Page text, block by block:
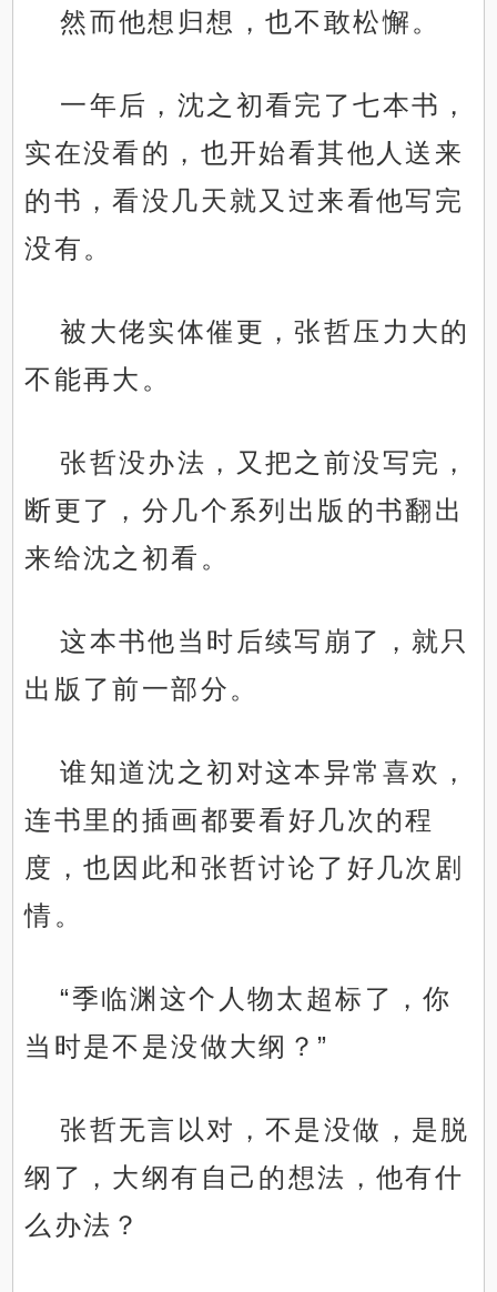
然而他想归想，也不敢松懈。
一年后，沈之初看完了七本书，
实在没看的，也开始看其他人送来
的书，看没几天就又过来看他写完
没有。
被大佬实体催更，张哲压力大的
不能再大。
张哲没办法，又把之前没写完，
断更了，分几个系列出版的书翻出
来给沈之初看。
这本书他当时后续写崩了，就只
出版了前一部分。
谁知道沈之初对这本异常喜欢，
连书里的插画都要看好几次的程
度，也因此和张哲讨论了好几次剧
情。
“季临渊这个人物太超标了，你
当时是不是没做大纲？”
张哲无言以对，不是没做，是脱
纲了，大纲有自己的想法，他有什
么办法？